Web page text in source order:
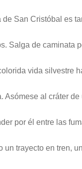
de San Cristóbal es
Salga de caminata
vida silvestre
Asómese al cráter
por él entre las
un trayecto en tren,